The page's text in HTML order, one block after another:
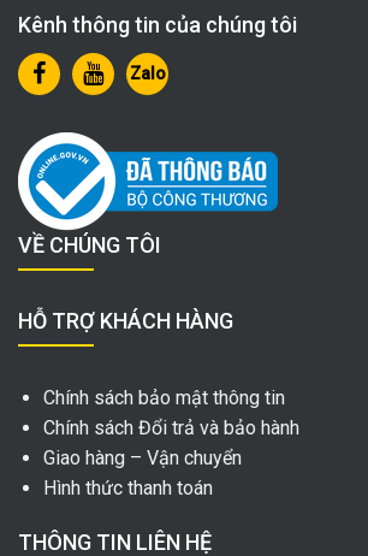
Kênh thông tin của chúng tôi
Zalo
VỀ CHÚNG TÔI
HỖ TRỢ KHÁCH HÀNG
Chính sách bảo mật thông tin
Chính sách Đổi trả và bảo hành
Giao hàng – Vận chuyển
Hình thức thanh toán
THÔNG TIN LIÊN HỆ